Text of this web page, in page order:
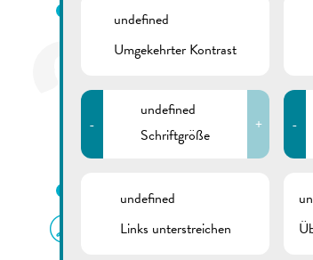
KONTAKTE
Stadtverwaltung
Remich
info@remich.lu
DOKUMENTE
Mitteilung Rue Wenkel
undefined
Umgekehrter Kontrast
-
undefined
Schriftgröße
+ -
undefined
Links unterstreichen